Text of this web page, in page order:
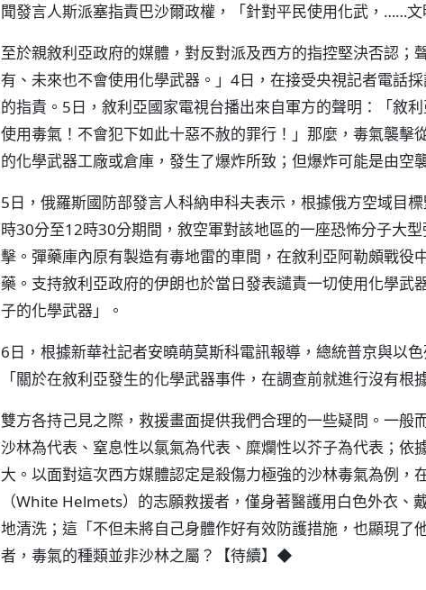
聞發言人斯派塞指責巴沙爾政權，「針對平民使用化武，……文
至於親敘利亞政府的媒體，對反對派及西方的指控堅決否認；
有、未來也不會使用化學武器。」4日，在接受央視記者電話
的指責。5日，敘利亞國家電視台播出來自軍方的聲明：「敘
使用毒氣！不會犯下如此十惡不赦的罪行！」那麼，毒氣襲擊
的化學武器工廠或倉庫，發生了爆炸所致；但爆炸可能是由空
5日，俄羅斯國防部發言人科納申科夫表示，根據俄方空域目
時30分至12時30分期間，敘空軍對該地區的一座恐怖分子大
擊。彈藥庫內原有製造有毒地雷的車間，在敘利亞阿勒頗戰役
藥。支持敘利亞政府的伊朗也於當日發表譴責一切使用化學武
子的化學武器」。
6日，根據新華社記者安曉萌莫斯科電訊報導，總統普京與以
「關於在敘利亞發生的化學武器事件，在調查前就進行沒有根
雙方各持己見之際，救援畫面提供我們合理的一些疑問。一般
沙林為代表、窒息性以氯氣為代表、糜爛性以芥子為代表；依
大。以面對這次西方媒體認定是殺傷力極強的沙林毒氣為例，
（White Helmets）的志願救援者，僅身著醫護用白色外衣、
地清洗；這「不但未將自己身體作好有效防護措施，也顯現了
者，毒氣的種類並非沙林之屬？【待續】◆